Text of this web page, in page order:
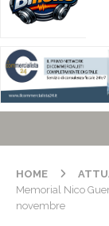
HOME
Memorial Nico
novembre